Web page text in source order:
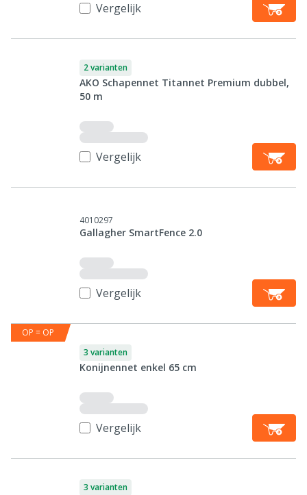
Vergelijk
2 varianten
AKO Schapennet Titannet Premium dubbel,
50 m
Vergelijk
4010297
Gallagher SmartFence 2.0
Vergelijk
OP = OP
3 varianten
Konijnennet enkel 65 cm
Vergelijk
3 varianten